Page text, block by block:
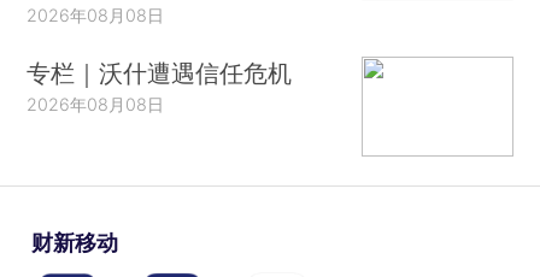
2026年08月08日
专栏｜沃什遭遇信任危机
2026年08月08日
财新移动